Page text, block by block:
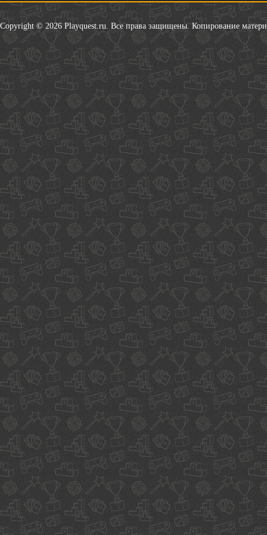
Copyright © 2026 Playquest.ru. Все права защищены. Копирование